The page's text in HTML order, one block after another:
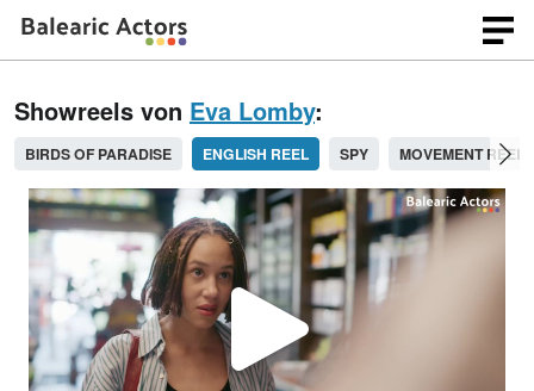
Showreels von Eva Lomby:
BIRDS OF PARADISE ENGLISH REEL SPY MOVEMENT REEL
V